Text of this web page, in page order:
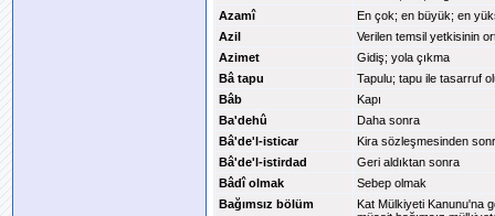
Azamî
En çok; en büyük; en
Azil
Verilen temsil yetkisinin
Azimet
Gidiş; yola çıkma
Bâ tapu
Tapulu; tapu ile tasarruf
Bâb
Kapı
Ba'dehû
Daha sonra
Bâ'de'l-isticar
Kira sözleşmesinden
Bâ'de'l-istirdad
Geri aldıktan sonra
Bâdî olmak
Sebep olmak
Bağımsız bölüm
Kat Mülkiyeti Kanunu'na